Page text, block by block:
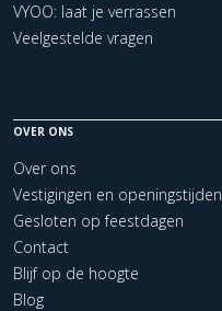
VYOO: laat je verrassen
Veelgestelde vragen
OVER ONS
Over ons
Vestigingen en openingstijden
Gesloten op feestdagen
Contact
Blijf op de hoogte
Blog